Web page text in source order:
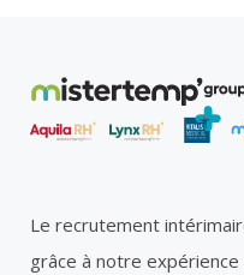
Le recrutement
grâce à notre